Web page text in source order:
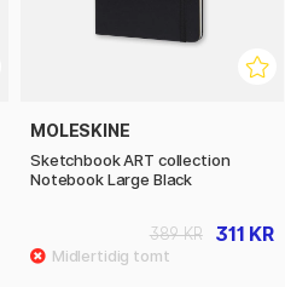
MOLESKINE
Sketchbook ART collection
Notebook Large Black
311 KR
389 KR